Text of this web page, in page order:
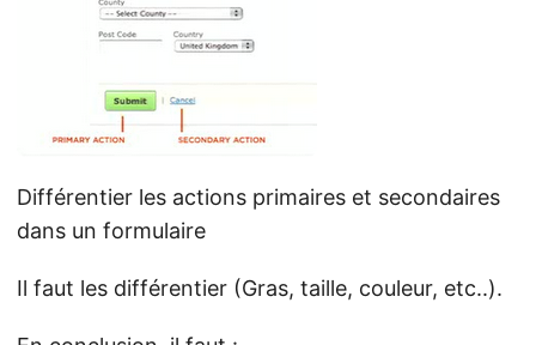
Différentier les actions primaires et secondaires
dans un formulaire
Il faut les différentier (Gras, taille, couleur, etc..).